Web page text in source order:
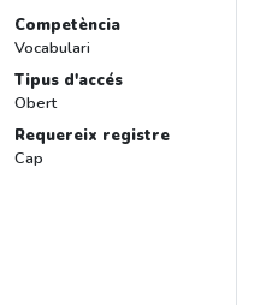
Competència
Vocabulari
Tipus d'accés
Obert
Requereix registre
Cap